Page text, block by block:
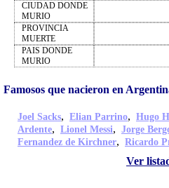
CIUDAD DONDE
MURIO
PROVINCIA
MUERTE
PAIS DONDE
MURIO
Famosos que nacieron en
Joel Sacks, Elian Parrino, Hugo
Ardente, Lionel Messi, Jorge
Fernandez de Kirchner, Ricardo
Ver